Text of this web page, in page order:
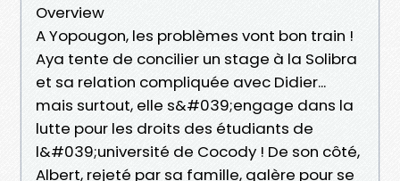
Overview
A Yopougon, les problèmes vont bon train !
Aya tente de concilier un stage à la Solibra
et sa relation compliquée avec Didier...
mais surtout, elle s&#039;engage dans la
lutte pour les droits des étudiants de
l&#039;université de Cocody ! De son côté,
Albert, rejeté par sa famille, galère pour se